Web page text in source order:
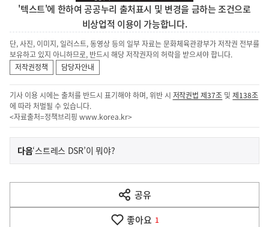
'텍스트'에 한하여 공공누리 출처표시 및 변경을 금하는 조건으로
비상업적 이용이 가능합니다.
단, 사진, 이미지, 일러스트, 동영상 등의 일부 자료는 문화체육관광부가 저작권 전부를
보유하고 있지 아니하므로, 반드시 해당 저작권자의 허락을 받으셔야 합니다.
저작권정책
담당자안내
기사 이용 시에는 출처를 반드시 표기해야 하며, 위반 시 저작권법 제37조 및제138조
에 따라 처벌될 수 있습니다.
<자료출처=정책브리핑 www.korea.kr>
이
전
다
음
다음기
‘스트레스 DSR’이 뭐야?
공유
열
기
좋아요 1